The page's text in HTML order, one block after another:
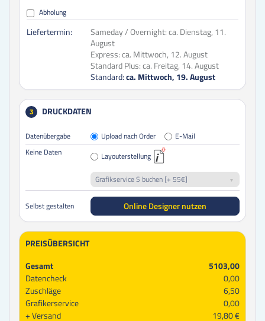
Abholung
Liefertermin: Sameday / Overnight:ca. Dienstag, 11.
August
Express:ca. Mittwoch, 12. August
Standard Plus:ca. Freitag, 14. August
Standard:ca. Mittwoch, 19. August
3 DRUCKDATEN
Datenübergabe Upload nach Order
E-Mail
Keine Daten
Layouterstellung
Grafikservice S buchen [+ 55€]
Selbst gestalten Online Designer nutzen
PREISÜBERSICHT
Gesamt
5103,00
Datencheck
0,00
Zuschläge
6,50
Grafikerservice
0,00
Versand
19,80 €